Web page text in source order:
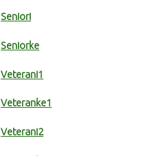
Seniori
Seniorke
Veterani1
Veteranke1
Veterani2